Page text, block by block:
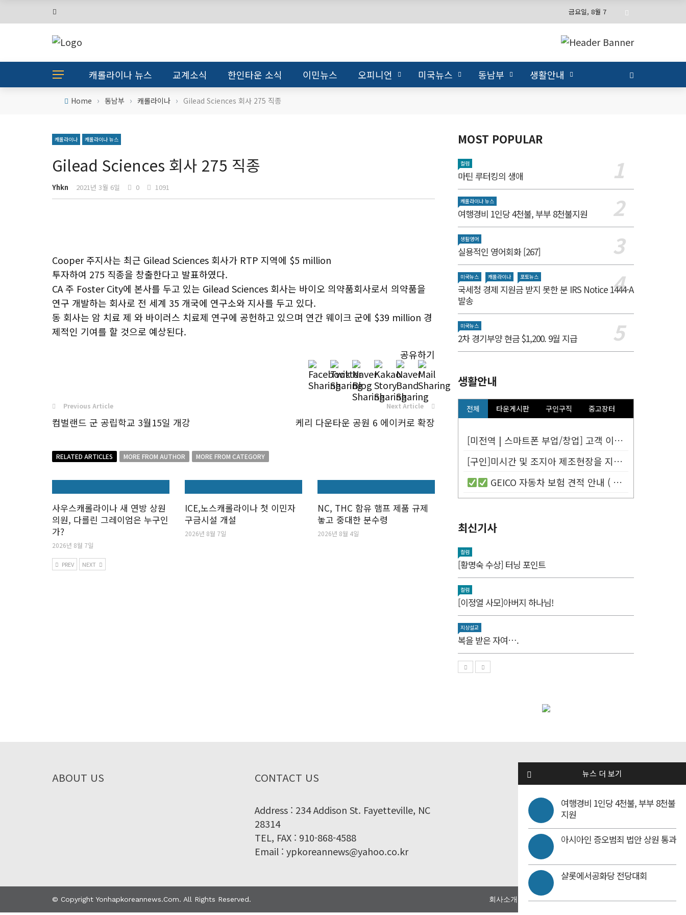
금요일, 8월 7
캐롤라이나 뉴스 교계소식 한인타운 소식 이민뉴스 오피니언 미국뉴스 동남부 생활안내
Home › 동남부 › 캐롤라이나 › Gilead Sciences 회사 275 직종
캐롤라이나 캐롤라이나 뉴스
Gilead Sciences 회사 275 직종
Yhkn 2021년 3월 6일 0 1091
Cooper 주지사는 최근 Gilead Sciences 회사가 RTP 지역에 $5 million
투자하여 275 직종을 창출한다고 발표하였다.
CA 주 Foster City에 본사를 두고 있는 Gilead Sciences 회사는 바이오 의약품회사로서 의약품을
연구 개발하는 회사로 전 세계 35 개국에 연구소와 지사를 두고 있다.
동 회사는 암 치료 제 와 바이러스 치료제 연구에 공헌하고 있으며 연간 웨이크 군에 $39 million 경
제적인 기여를 할 것으로 예상된다.
공유하기
Previous Article
컴벌랜드 군 공립학교 3월15일 개강
Next Article
케리 다운타운 공원 6 에이커로 확장
RELATED ARTICLES MORE FROM AUTHOR MORE FROM CATEGORY
사우스캐롤라이나 새 연방 상원
의원, 다를린 그레이엄은 누구인
가?
2026년 8월 7일
ICE,노스캐롤라이나 첫 이민자
구금시설 개설
2026년 8월 7일
NC, THC 함유 햄프 제품 규제
놓고 중대한 분수령
2026년 8월 4일
PREV NEXT
뉴스 더 보기
여행경비 1인당 4천불, 부부 8천불
지원
아시아인 증오범죄 법안 상원 통과
샬롯에서공화당 전당대회
MOST POPULAR
컬럼
마틴 루터킹의 생애
캐롤라이나 뉴스
여행경비 1인당 4천불, 부부 8천불지원
생활영어
실용적인 영어회화 [267]
미국뉴스 캐롤라이나 포토뉴스
국세청 경제 지원금 받지 못한 분 IRS Notice 1444-A
발송
미국뉴스
2차 경기부양 현금 $1,200. 9월 지급
생활안내
전체 타운게시판 구인구직 중고장터
[미전역 | 스마트폰 부업/창업] 고객 이름만 넣으면 평생 연금 20% ...
[구인]미시간 및 조지아 제조현장을 지원할 Customer Service...
GEICO 자동차 보험 견적 안내 (
최신기사
컬럼
[황명숙 수상] 터닝 포인트
컬럼
[이정열 사모]아버지 하나님!
지상설교
복을 받은 자여….
ABOUT US CONTACT US
Address : 234 Addison St. Fayetteville, NC
28314
TEL, FAX : 910-868-4588
Email : ypkoreannews@yahoo.co.kr
© Copyright Yonhapkoreannews.com. All Rights Reserved. 회사소개 광고문의 개인정보 취급 방침